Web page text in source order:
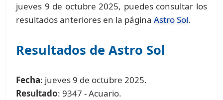
jueves 9 de octubre 2025, puedes consultar los
resultados anteriores en la páginaAstro Sol.
Resultados de Astro Sol
Fecha: jueves 9 de octubre 2025.
Resultado: 9347 - Acuario.